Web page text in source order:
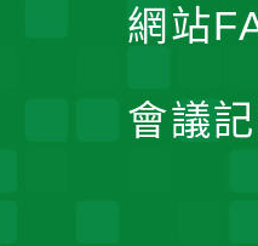
網站
會議